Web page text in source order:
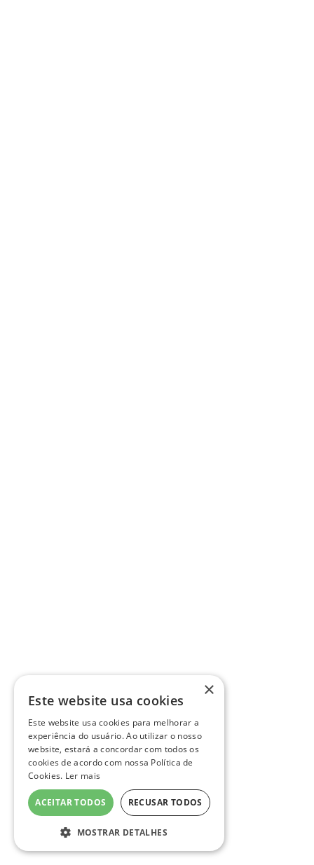
×
Este website usa cookies
Este website usa cookies para melhorar a
experiência do usuário. Ao utilizar o nosso
website, estará a concordar com todos os
cookies de acordo com nossa Política de
Cookies. Ler mais
ACEITAR TODOS RECUSAR TODOS
MOSTRAR DETALHES